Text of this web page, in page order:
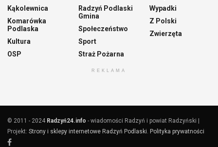
Kąkolewnica
Komarówka
Podlaska
Kultura
OSP
Radzyń Podlaski
Gmina
Społeczeństwo
Sport
Straż Pożarna
Wypadki
Z Polski
Zwierzęta
REKLAMA
© 2011 - 2024 Radzyń24.info - wiadomości Radzyń i powiat Radzyński |
Projekt: Strony i sklepy internetowe Radzyń Podlaski Polityka prywatności